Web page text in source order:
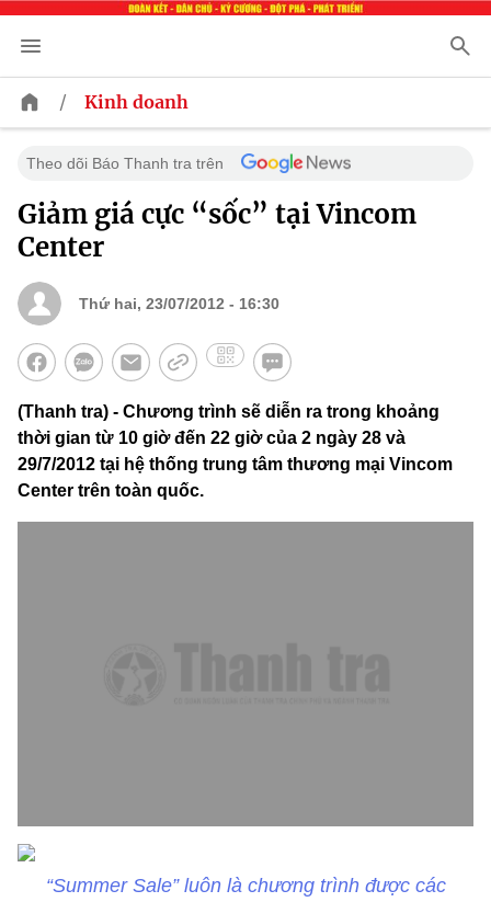
/ Kinh doanh
Theo dõi Báo Thanh tra trên
Giảm giá cực “sốc” tại Vincom
Center
Thứ hai, 23/07/2012 - 16:30
(Thanh tra) - Chương trình sẽ diễn ra trong khoảng
thời gian từ 10 giờ đến 22 giờ của 2 ngày 28 và
29/7/2012 tại hệ thống trung tâm thương mại Vincom
Center trên toàn quốc.
“Summer Sale” luôn là chương trình được các